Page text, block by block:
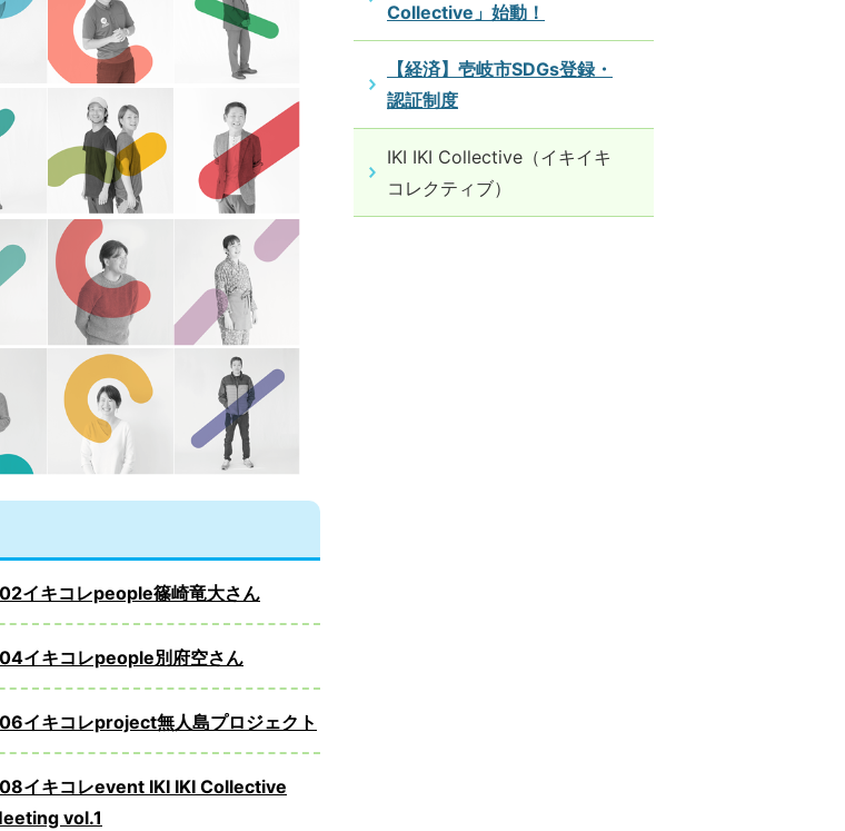
イキコレpeople篠崎竜大さん
イキコレpeople別府空さん
イキコレproject無人島プロジェクト
イキコレevent IKI IKI Collective
vol.1
Collective」始動！
【経済】壱岐市SDGs登録・
認証制度
IKI IKI Collective（イキイキ
コレクティブ）